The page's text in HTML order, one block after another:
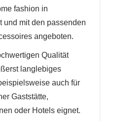
fashion in
und mit den passenden
angeboten.
Qualität
langlebiges
auch für
Gaststätte,
oder Hotels eignet.